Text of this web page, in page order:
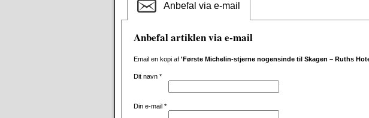
Anbefal via e-mail
Anbefal artiklen via e-mail
Email en kopi af 'Første Michelin-stjerne nogensinde til Skagen – Ruths
Dit navn *
Din e-mail *